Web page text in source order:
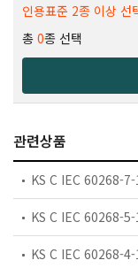
인용표준 2종 이상 선
총 0종 선택
관련상품
KS C IEC 60268-